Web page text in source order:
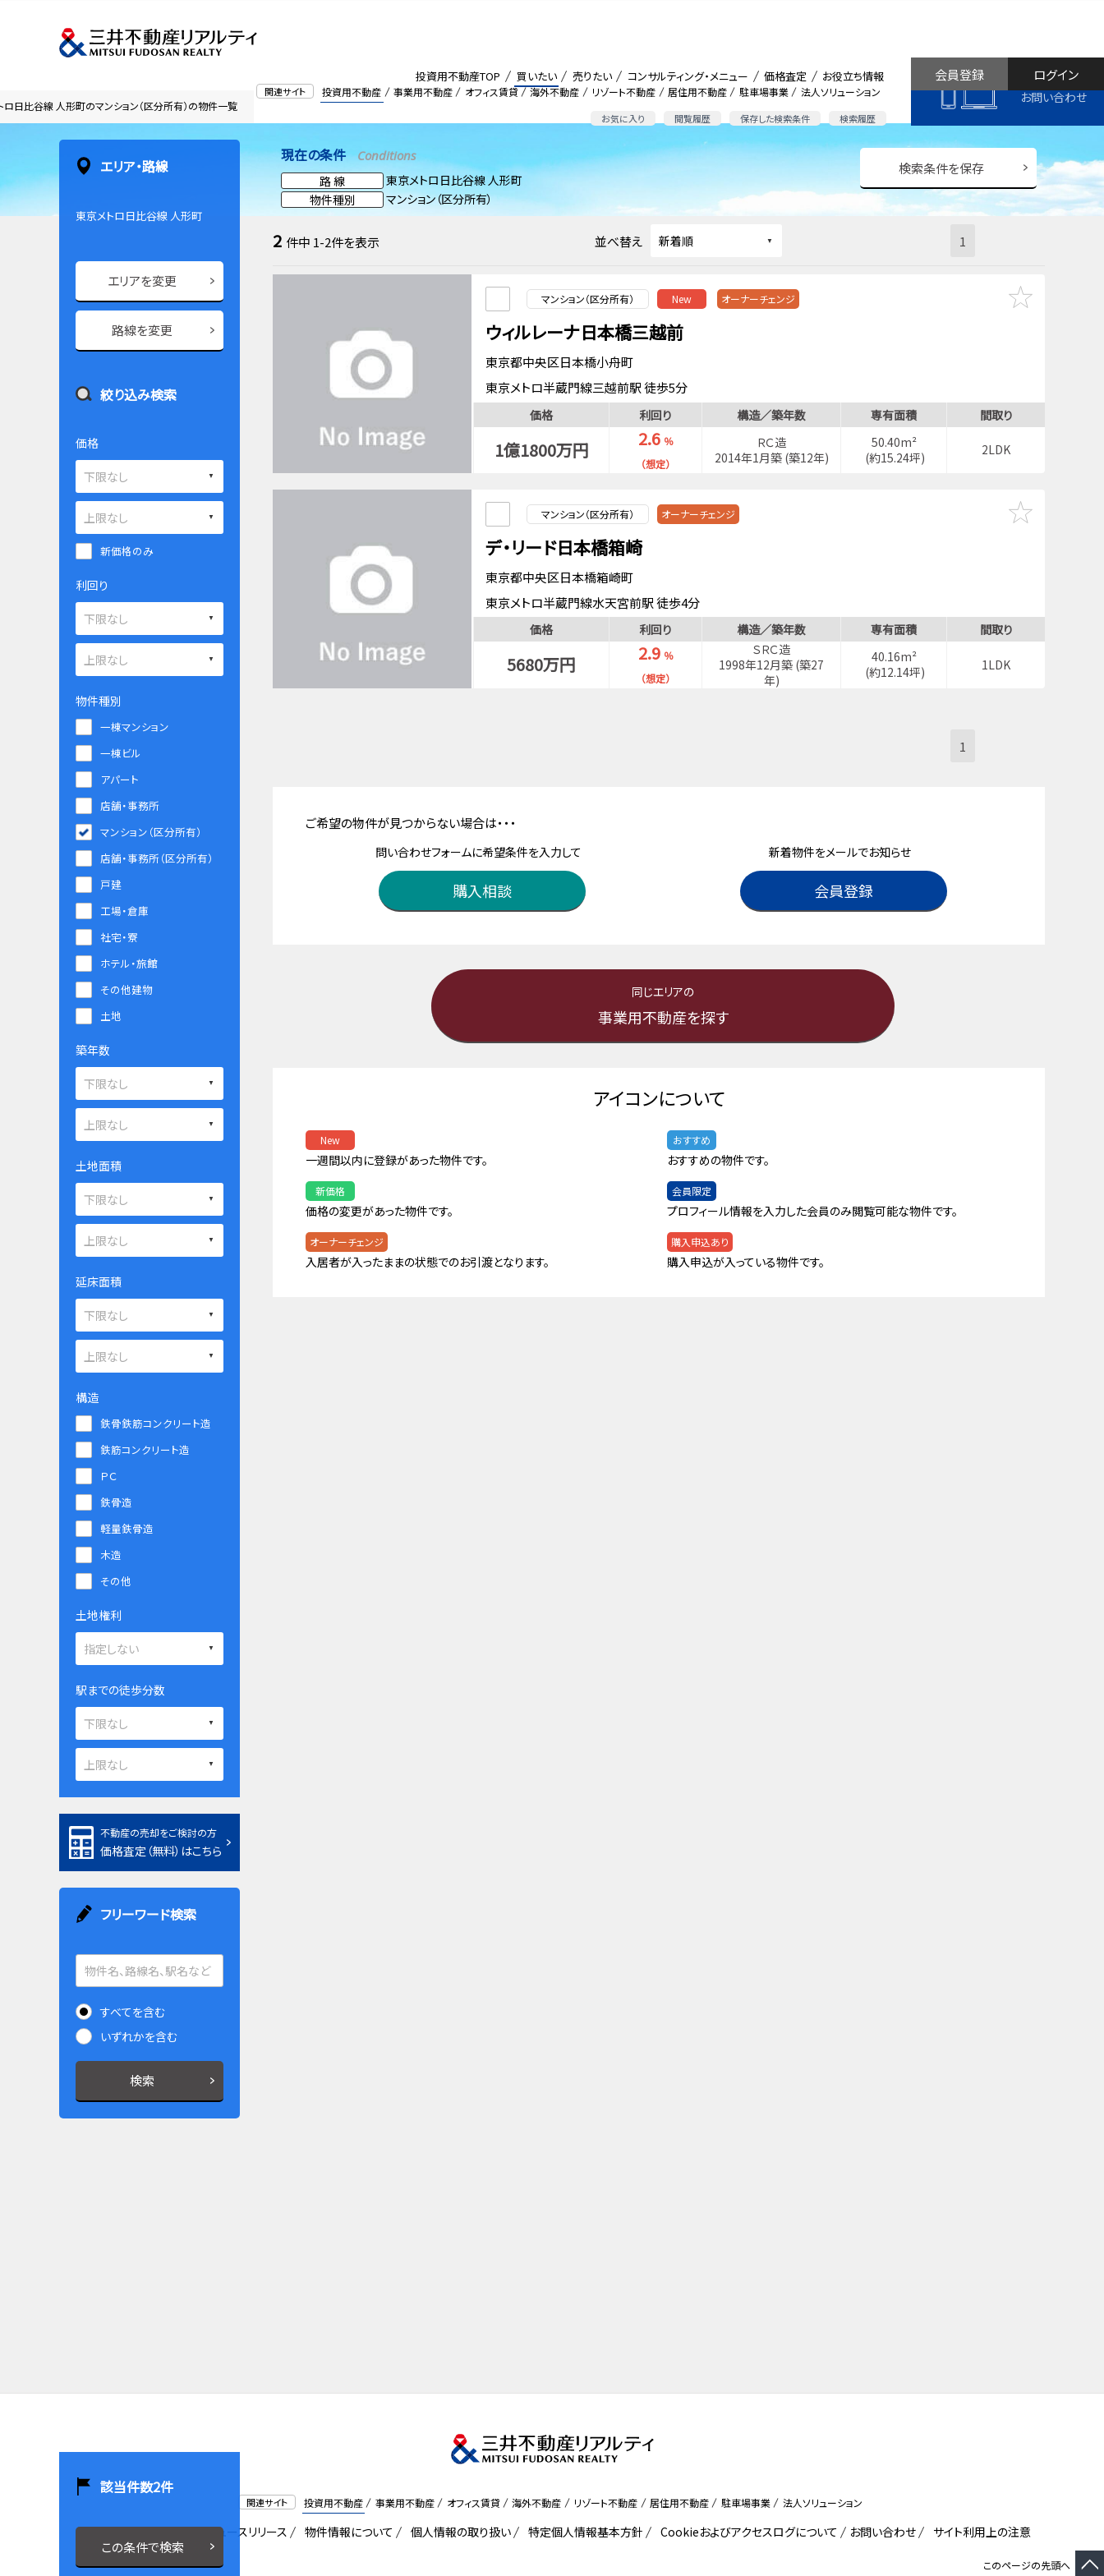
関連サイト 投資用不動産 事業用不動産 オフィス賃貸 海外不動産 リゾート不動産 居住用不動産 駐車場事業 法人ソリューション
お気に入り 閲覧履歴 保存した検索条件 検索履歴
投資用不動産TOP 買いたい 売りたい コンサルティング・メニュー 価格査定 お役立ち情報
お問い合わせ
ログイン
会員登録
ロ日比谷線 人形町のマンション（区分所有）の物件一覧
現在の条件 Conditions
路 線
東京メトロ日比谷線 人形町
物件種別
マンション（区分所有）
検索条件を保存
2 件中 1-2件を表示 並べ替え 1
マンション（区分所有） New オーナーチェンジ
ウィルレーナ日本橋三越前
東京都中央区日本橋小舟町
東京メトロ半蔵門線三越前駅 徒歩5分
東京メトロ日比谷線人形町駅 徒歩6分
都営浅草線人形町駅 徒歩6分
価格 利回り 構造／築年数 専有面積 間取り
1億1800万円 2.6 ％
（想定）
ＲＣ造
2014年1月築 (築12年)
50.40m²
(約15.24坪)
2LDK
マンション（区分所有） オーナーチェンジ
デ・リード日本橋箱崎
東京都中央区日本橋箱崎町
東京メトロ半蔵門線水天宮前駅 徒歩4分
都営浅草線人形町駅 徒歩10分
東京メトロ日比谷線人形町駅 徒歩10分
価格 利回り 構造／築年数 専有面積 間取り
5680万円 2.9 ％
（想定）
ＳＲＣ造
1998年12月築 (築27
年)
40.16m²
(約12.14坪)
1LDK
1
ご希望の物件が見つからない場合は・・・
問い合わせフォームに希望条件を入力して
購入相談
新着物件をメールでお知らせ
会員登録
同じエリアの
事業用不動産を探す
アイコンについて
New
一週間以内に登録があった物件です。
おすすめ
おすすめの物件です。
新価格
価格の変更があった物件です。
会員限定
プロフィール情報を入力した会員のみ閲覧可能な物件です。
オーナーチェンジ
入居者が入ったままの状態でのお引渡となります。
購入申込あり
購入申込が入っている物件です。
エリア・路線
東京メトロ日比谷線 人形町
エリアを変更
路線を変更
絞り込み検索
価格
新価格のみ
利回り
物件種別
一棟マンション
一棟ビル
アパート
店舗・事務所
マンション（区分所有）
店舗・事務所（区分所有）
戸建
工場・倉庫
社宅・寮
ホテル・旅館
その他建物
土地
築年数
土地面積
延床面積
構造
鉄骨鉄筋コンクリート造
鉄筋コンクリート造
ＰＣ
鉄骨造
軽量鉄骨造
木造
その他
土地権利
駅までの徒歩分数
該当件数2件
この条件で検索
不動産の売却をご検討の方
価格査定（無料）はこちら
フリーワード検索
すべてを含む
いずれかを含む
検索
このページの先頭へ
関連サイト 投資用不動産 事業用不動産 オフィス賃貸 海外不動産 リゾート不動産 居住用不動産 駐車場事業 法人ソリューション
会社概要 採用情報 ニュースリリース 物件情報について 個人情報の取り扱い 特定個人情報基本方針 Cookieおよびアクセスログについて お問い合わせ サイト利用上の注意